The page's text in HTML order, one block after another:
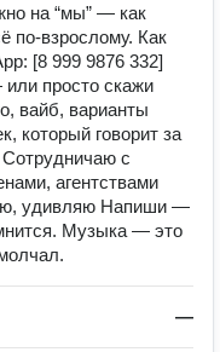
на “мы” — как
по-взрослому. Как
[8 999 9876 332]
просто скажи
вайб, варианты
который говорит за
с
агентствами
удивляю Напиши —
Музыка — это
—